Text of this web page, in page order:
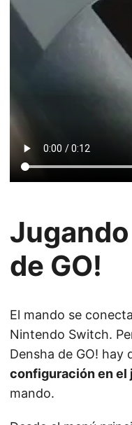
de GO!
El mando se
Nintendo Switch.
Densha de GO! hay
configuración en el
mando.